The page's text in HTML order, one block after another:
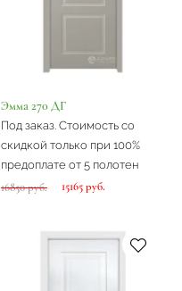
Эмма 270 ДГ
Под заказ. Стоимость со
скидкой только при 100%
предоплате от 5 полотен
16850 руб. 15165 руб.